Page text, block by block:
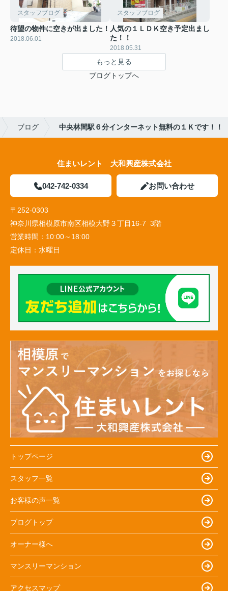
スタッフブログ
待望の物件に空きが出ました！
2018.06.01
スタッフブログ
人気の１ＬＤＫ空き予定出まし
た！！
2018.05.31
もっと見る
ブログトップへ
ブログ 中央林間駅６分インターネット無料の１Ｋです！！
住まいレント 大和興産株式会社
042-742-0334 お問い合わせ
〒252-0303
神奈川県相模原市南区相模大野３丁目16-7 3階
営業時間： 10:00～18:00
定休日： 水曜日
トップページ
スタッフ一覧
お客様の声一覧
ブログトップ
オーナー様へ
マンスリーマンション
アクセスマップ